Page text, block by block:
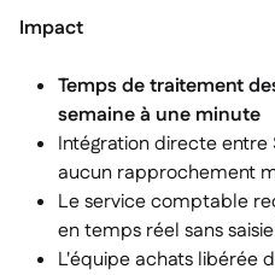
Impact
Temps de traitement
semaine à une minute
Intégration directe entre
aucun rapprochement
Le service comptable
en temps réel sans
L'équipe achats libérée